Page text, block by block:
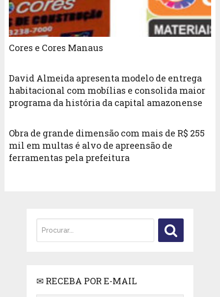
Cores e Cores Manaus
David Almeida apresenta modelo de entrega
habitacional com mobílias e consolida maior
programa da história da capital amazonense
Obra de grande dimensão com mais de R$ 255
mil em multas é alvo de apreensão de
ferramentas pela prefeitura
✉ RECEBA POR E-MAIL